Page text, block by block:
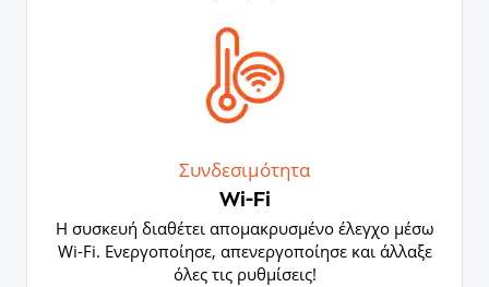
Συνδεσιμότητα
Wi-Fi
Η συσκευή διαθέτει απομακρυσμένο έλεγχο μέσω
Wi-Fi. Ενεργοποίησε, απενεργοποίησε και άλλαξε
όλες τις ρυθμίσεις!